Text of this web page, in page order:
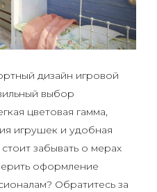
дизайн игровой
выбор
цветовая гамма,
игрушек и удобная
забывать о мерах
оформление
Обратитесь за